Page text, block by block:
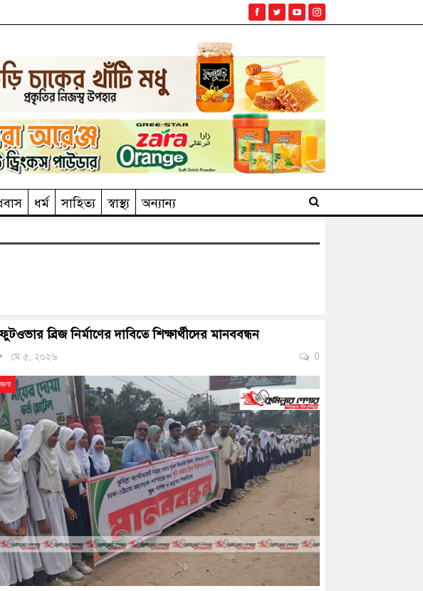
ধর্ম সাহিত‌্য স্বাস্থ্য
অন্যান্য
ব্রিজ নির্মাণের দাবিতে শিক্ষার্থীদের মানববন্ধন
মে ৫, ২০২৬ 0